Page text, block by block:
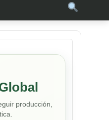
producción,